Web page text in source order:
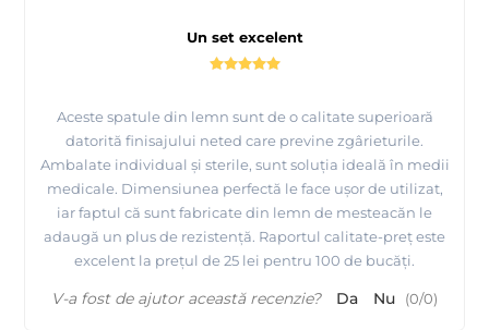
Un set excelent
Aceste spatule din lemn sunt de o calitate superioară
datorită finisajului neted care previne zgârieturile.
Ambalate individual și sterile, sunt soluția ideală în medii
medicale. Dimensiunea perfectă le face ușor de utilizat,
iar faptul că sunt fabricate din lemn de mesteacăn le
adaugă un plus de rezistență. Raportul calitate-preț este
excelent la prețul de 25 lei pentru 100 de bucăți.
V-a fost de ajutor această recenzie? Da Nu (0/0)